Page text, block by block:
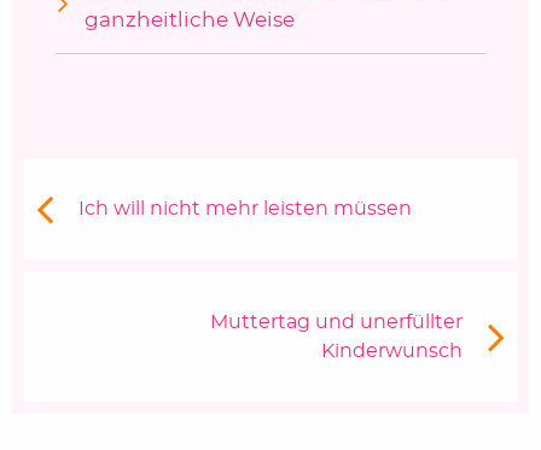
ganzheitliche Weise
Vorheriger Beitrag:
Ich will nicht mehr leisten müssen
Nächster Beitrag
Muttertag und unerfüllter
Kinderwunsch